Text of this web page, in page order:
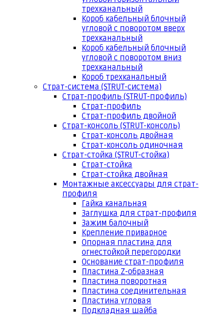
трехканальный
Короб кабельный блочный
угловой с поворотом вверх
трехканальный
Короб кабельный блочный
угловой с поворотом вниз
трехканальный
Короб трехканальный
Страт-система (STRUT-система)
Страт-профиль (STRUT-профиль)
Страт-профиль
Страт-профиль двойной
Страт-консоль (STRUT-консоль)
Страт-консоль двойная
Страт-консоль одиночная
Страт-стойка (STRUT-стойка)
Страт-стойка
Страт-стойка двойная
Монтажные аксессуары для страт-
профиля
Гайка канальная
Заглушка для страт-профиля
Зажим балочный
Крепление приварное
Опорная пластина для
огнестойкой перегородки
Основание страт-профиля
Пластина Z-образная
Пластина поворотная
Пластина соединительная
Пластина угловая
Подкладная шайба